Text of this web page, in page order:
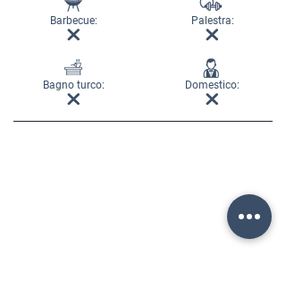
Barbecue:
Bagno turco:
Palestra:
Domestico: